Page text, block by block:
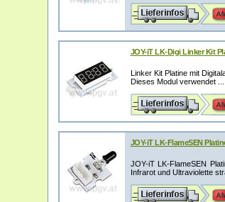
JOY-iT LK-Digi Linker Kit
Linker Kit Platine mit
Dieses Modul verwendet ...
JOY-iT LK-FlameSEN
JOY-iT LK-FlameSEN
Infrarot und Ultraviolette